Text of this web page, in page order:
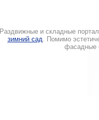
Раздвижные и складные
зимний сад. Помимо
фасадные